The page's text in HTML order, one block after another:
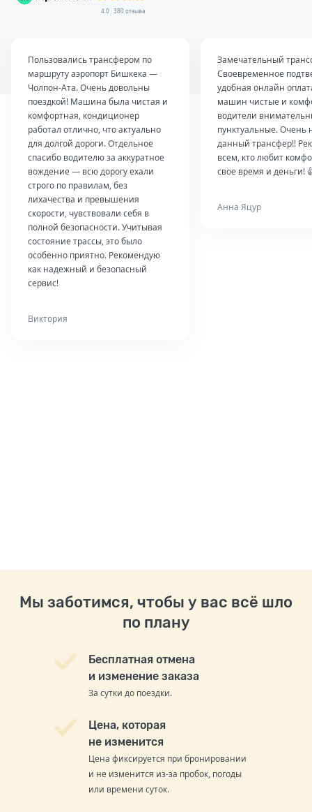
4.0 · 380 отзыва
Пользовались трансфером по
маршруту аэропорт Бишкека —
Чолпон-Ата. Очень довольны
поездкой! Машина была чистая и
комфортная, кондиционер
работал отлично, что актуально
для долгой дороги. Отдельное
спасибо водителю за аккуратное
вождение — всю дорогу ехали
строго по правилам, без
лихачества и превышения
скорости, чувствовали себя в
полной безопасности. Учитывая
состояние трассы, это было
особенно приятно. Рекомендую
как надежный и безопасный
сервис!
Виктория
Замечательный
Своевременное
удобная онлайн
машин чистые и
водители
пунктуальные. Очень
данный трансфер!!
всем, кто любит
свое время и деньги!
Анна Яцур
Мы заботимся, чтобы у вас всё шло
по плану
Бесплатная отмена
и изменение заказа
За сутки до поездки.
Цена, которая
не изменится
Цена фиксируется при бронировании
и не изменится из-за пробок, погоды
или времени суток.